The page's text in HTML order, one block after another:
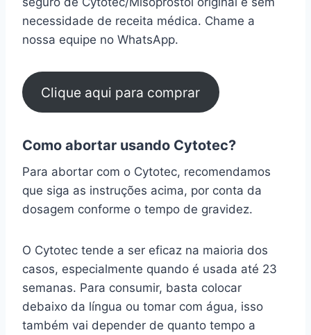
necessidade de receita médica. Chame a
nossa equipe no WhatsApp.
Clique aqui para comprar
Como abortar usando Cytotec?
Para abortar com o Cytotec, recomendamos
que siga as instruções acima, por conta da
dosagem conforme o tempo de gravidez.
O Cytotec tende a ser eficaz na maioria dos
casos, especialmente quando é usada até 23
semanas. Para consumir, basta colocar
debaixo da língua ou tomar com água, isso
também vai depender de quanto tempo a